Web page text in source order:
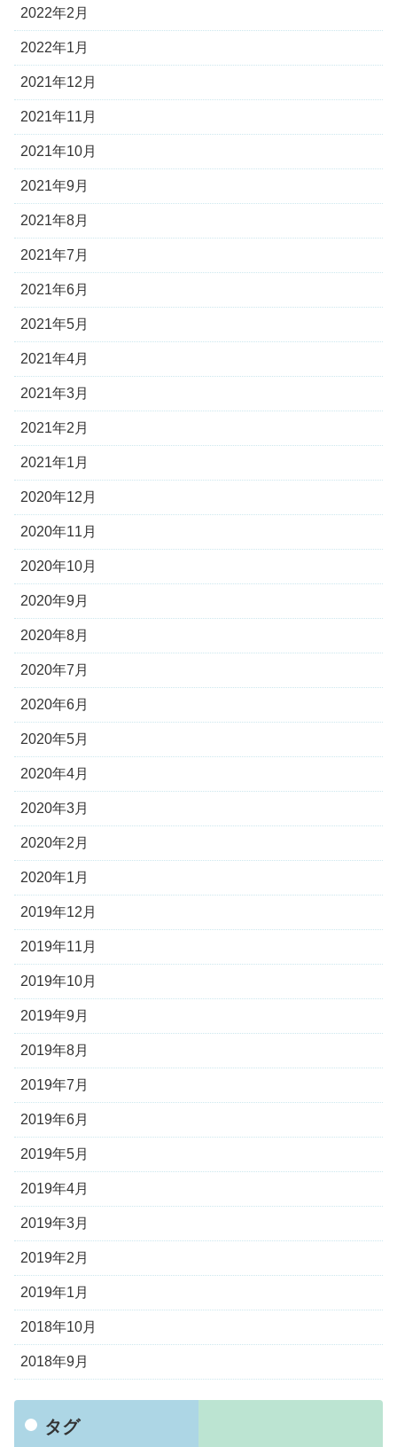
2022年2月
2022年1月
2021年12月
2021年11月
2021年10月
2021年9月
2021年8月
2021年7月
2021年6月
2021年5月
2021年4月
2021年3月
2021年2月
2021年1月
2020年12月
2020年11月
2020年10月
2020年9月
2020年8月
2020年7月
2020年6月
2020年5月
2020年4月
2020年3月
2020年2月
2020年1月
2019年12月
2019年11月
2019年10月
2019年9月
2019年8月
2019年7月
2019年6月
2019年5月
2019年4月
2019年3月
2019年2月
2019年1月
2018年10月
2018年9月
タグ